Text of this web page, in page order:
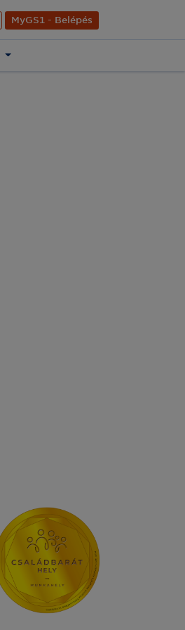
Rólunk
EN
MyGS1 - Belépés